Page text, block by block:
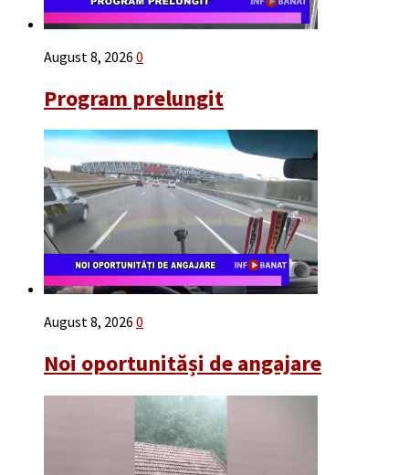
August 8, 2026 0
Program prelungit
August 8, 2026 0
Noi oportunităși de angajare